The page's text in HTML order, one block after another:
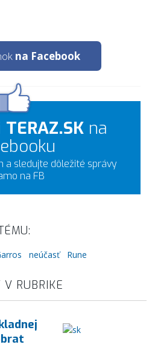
na Facebook
TERAZ.SK na
a sledujte dôležité správy
na FB
neúčasť Rune
V RUBRIKE